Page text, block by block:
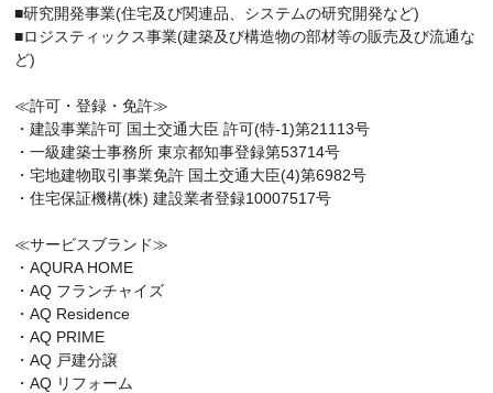
■研究開発事業(住宅及び関連品、システムの研究開発など)
■ロジスティックス事業(建築及び構造物の部材等の販売及び流通な
ど)
≪許可・登録・免許≫
・建設事業許可 国土交通大臣 許可(特-1)第21113号
・一級建築士事務所 東京都知事登録第53714号
・宅地建物取引事業免許 国土交通大臣(4)第6982号
・住宅保証機構(株) 建設業者登録10007517号
≪サービスブランド≫
・AQURA HOME
・AQ フランチャイズ
・AQ Residence
・AQ PRIME
・AQ 戸建分譲
・AQ リフォーム